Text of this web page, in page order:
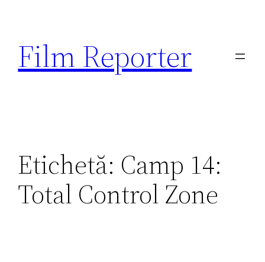
conținut
Film Reporter
Etichetă: Camp 14:
Total Control Zone